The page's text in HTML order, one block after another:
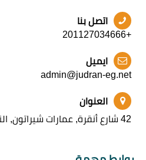
اتصل بنا
+201127034666
ايميل
admin@judran-eg.net
العنوان
42 شارع أنقرة, عمارات شيراتون, النزهة